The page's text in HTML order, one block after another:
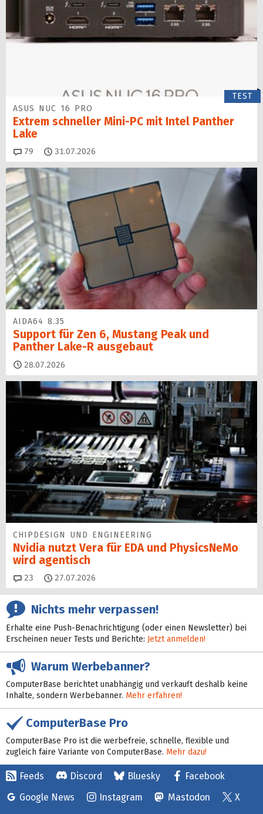
TEST
ASUS NUC 16 PRO
Extrem schneller Mini-PC mit Intel Panther
Lake
79 Kommentare
31.07.2026
AIDA64 8.35
Support für Zen 6, Mustang Peak und
Panther Lake-R ausgebaut
28.07.2026
CHIPDESIGN UND ENGINEERING
Nvidia nutzt Vera für EDA und PhysicsNeMo
wird agentisch
23 Kommentare
27.07.2026
Nichts mehr verpassen!
Erhalte eine Push-Benachrichtigung (oder einen Newsletter) bei
Erscheinen neuer Tests und Berichte: Jetzt anmelden!
Warum Werbebanner?
ComputerBase berichtet unabhängig und verkauft deshalb keine
Inhalte, sondern Werbebanner. Mehr erfahren!
ComputerBase Pro
ComputerBase Pro ist die werbefreie, schnelle, flexible und
zugleich faire Variante von ComputerBase. Mehr dazu!
Feeds Discord Bluesky
Facebook
Google News
Instagram Mastodon
X